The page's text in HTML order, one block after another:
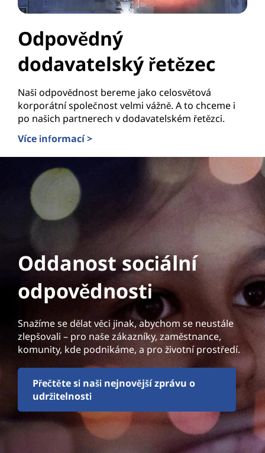
Odpovědný
dodavatelský řetězec
Naši odpovědnost bereme jako celosvětová
korporátní společnost velmi vážně. A to chceme i
po našich partnerech v dodavatelském řetězci.
Více informací >
Oddanost sociální
odpovědnosti
Snažíme se dělat věci jinak, abychom se neustále
zlepšovali – pro naše zákazníky, zaměstnance,
komunity, kde podnikáme, a pro životní prostředí.
Přečtěte si naši nejnovější zprávu o
udržitelnosti